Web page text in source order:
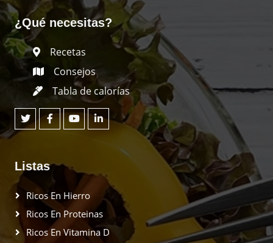
¿Qué necesitas?
Recetas
Consejos
Tabla de calorías
Listas
Ricos En Hierro
Ricos En Proteinas
Ricos En Vitamina D